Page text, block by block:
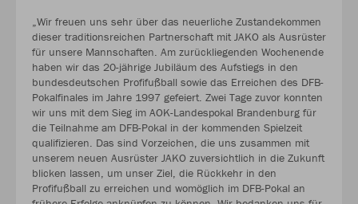
„Wir freuen uns sehr über das neuerliche Zustandekommen
dieser traditionsreichen Partnerschaft mit JAKO als Ausrüster
für unsere Mannschaften. Am zurückliegenden Wochenende
haben wir das 20-jährige Jubiläum des Aufstiegs in den
bundesdeutschen Profifußball sowie das Erreichen des DFB-
Pokalfinales im Jahre 1997 gefeiert. Zwei Tage zuvor konnten
wir uns mit dem Sieg im AOK-Landespokal Brandenburg für
die Teilnahme am DFB-Pokal in der kommenden Spielzeit
qualifizieren. Das sind Vorzeichen, die uns zusammen mit
unserem neuen Ausrüster JAKO zuversichtlich in die Zukunft
blicken lassen, um unser Ziel, die Rückkehr in den
Profifußball zu erreichen und womöglich im DFB-Pokal an